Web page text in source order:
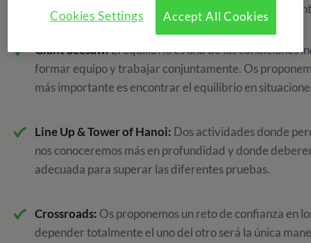
confianza, superación y trabajo en equipo. Podemos
Giant Seesaw:El equilibrio es una de las condiciones
formar equipo y trabajar conjuntamente. Os
más importante es encontrar el equilibrio en
Line Up & Tower of Hanoi: Dos actividades donde
nos conoceremos más en profundidad y donde
adecuada para superar las diferentes pruebas.
Crossroads: Os proponemos un reto de confianza en
depender totalmente el uno del otro será la única
Accept All Cookies
Cookies Settings